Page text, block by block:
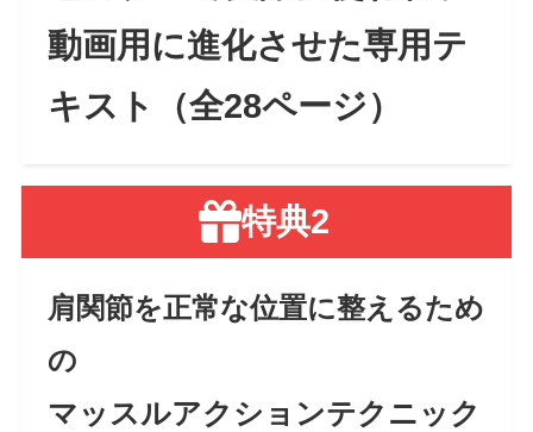
動画用に進化させた専用テ
キスト（全28ページ）
特典2
肩関節を正常な位置に整えるため
の
マッスルアクションテクニック